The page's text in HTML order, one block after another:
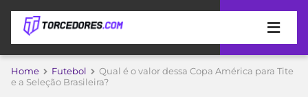
APOSTAS
Home Futebol
Qual é o valor dessa Copa América para Tite
e a Seleção Brasileira?